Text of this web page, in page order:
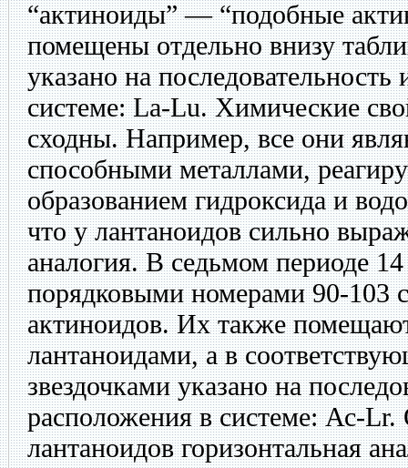
“актиноиды” — “подобные
помещены отдельно внизу
указано на
системе: La-Lu. Химические
сходны. Например, все они
способными металлами,
образованием гидроксида и
что у лантаноидов сильно
аналогия. В седьмом периоде
порядковыми номерами 90-103
актиноидов. Их также
лантаноидами, а в
звездочками указано на
расположения в системе: Ас-Lr.
лантаноидов горизонтальная